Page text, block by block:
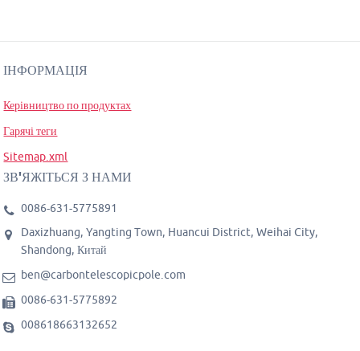
ІНФОРМАЦІЯ
Керівництво по продуктах
Гарячі теги
Sitemap.xml
ЗВ'ЯЖІТЬСЯ З НАМИ
0086-631-5775891
Daxizhuang, Yangting Town, Huancui District, Weihai City,
Shandong, Китай
ben@carbontelescopicpole.com
0086-631-5775892
008618663132652